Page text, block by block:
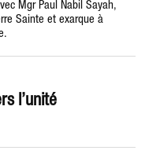
Mgr Paul Nabil Sayah,
Sainte et exarque à
l’unité